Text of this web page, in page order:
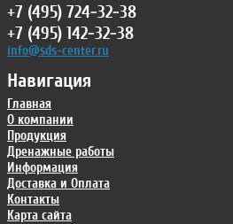
Навигация
Главная
О компании
Продукция
Дренажные работы
Информация
Доставка и Оплата
Контакты
Карта сайта
+7 (495) 724-32-38
+7 (495) 142-32-38
info@sds-center.ru